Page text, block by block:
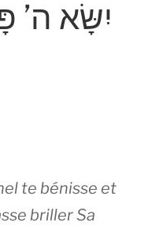
יִשָּׂא ה’
te bénisse et
briller Sa